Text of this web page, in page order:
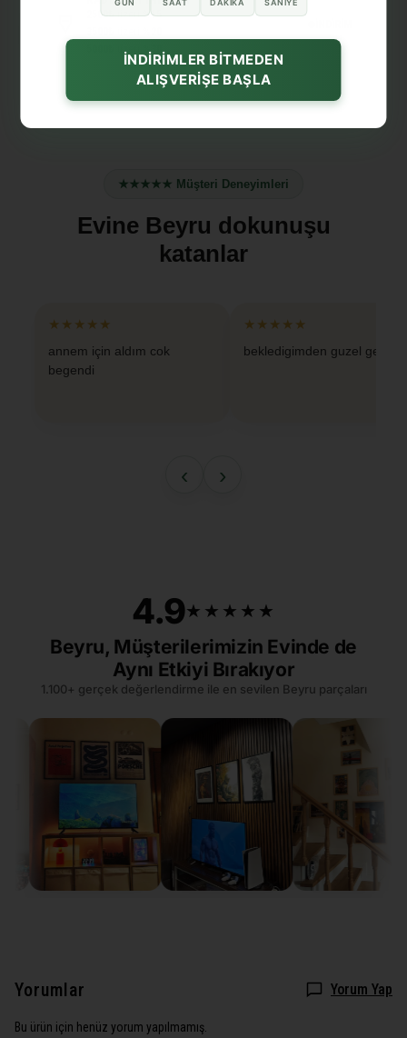
2500₺üzeri%15
üzeri %30
★★★★★ Müşteri Deneyimleri
Evine Beyru dokunuşu
katanlar
★★★★★
annem için aldım cok
begendi
★★★★★
bekledigimden guzel geldi
‹ ›
4.9★★★★★
★★★★★
Beyru, Müşterilerimizin Evinde de
Aynı Etkiyi Bırakıyor
1.100+ gerçek değerlendirme ile en sevilen Beyru parçaları
Yorumlar Yorum Yap
Bu ürün için henüz yorum yapılmamış.
İNDİRİMLER BİTMEDEN
ALIŞVERİŞE BAŞLA